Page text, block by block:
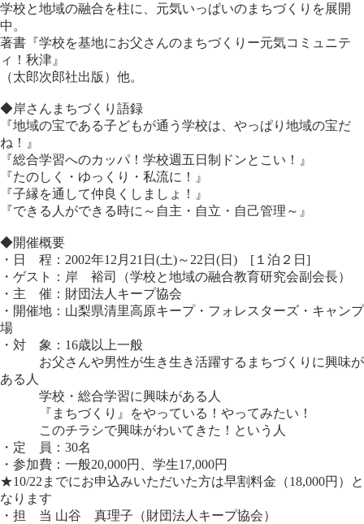
学校と地域の融合を柱に、元気いっぱいのまちづくりを展開
中。
著書『学校を基地にお父さんのまちづくりー元気コミュニテ
ィ！秋津』
（太郎次郎社出版）他。
◆岸さんまちづくり語録
『地域の宝である子どもが通う学校は、やっぱり地域の宝だ
ね！』
『総合学習へのカッパ！学校週五日制ドンとこい！』
『たのしく・ゆっくり・私流に！』
『子縁を通して仲良くしましょ！』
『できる人ができる時に～自主・自立・自己管理～』
◆開催概要
・日 程：2002年12月21日(土)～22日(日) [１泊２日]
・ゲスト：岸 裕司（学校と地域の融合教育研究会副会長）
・主 催：財団法人キープ協会
・開催地：山梨県清里高原キープ・フォレスターズ・キャンプ
場
・対 象：16歳以上一般
お父さんや男性が生き生き活躍するまちづくりに興味が
ある人
学校・総合学習に興味がある人
『まちづくり』をやっている！やってみたい！
このチラシで興味がわいてきた！という人
・定 員：30名
・参加費：一般20,000円、学生17,000円
★10/22までにお申込みいただいた方は早割料金（18,000円）と
なります
・担 当 山谷 真理子（財団法人キープ協会）